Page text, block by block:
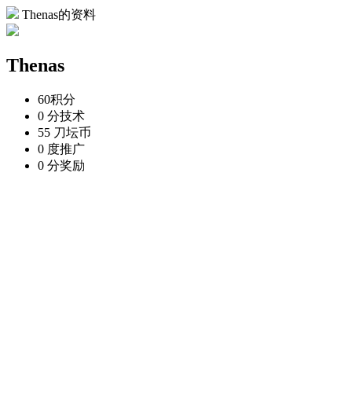
Thenas的资料
Thenas
60积分
0 分技术
55 刀坛币
0 度推广
0 分奖励